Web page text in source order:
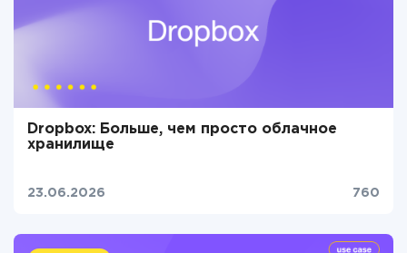
Dropbox: Больше, чем просто облачное
хранилище
23.06.2026 760